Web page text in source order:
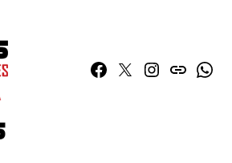
Facebook
TwitterInstagram
issuu